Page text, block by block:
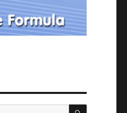
SEARCH